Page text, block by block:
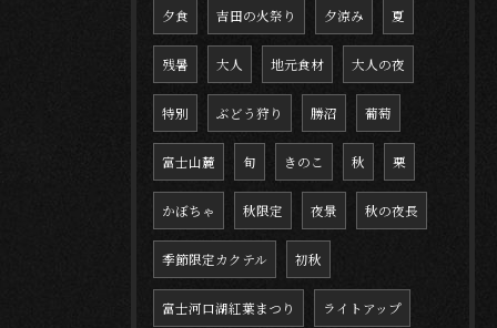
夕食 吉田の火祭り 夕涼み 夏
残暑 大人 地元食材 大人の夜
特別 ぶどう狩り 勝沼 葡萄
富士山麓 旬 きのこ 秋 栗
かぼちゃ 秋限定 夜景 秋の夜長
季節限定カクテル 初秋
富士河口湖紅葉まつり ライトアップ